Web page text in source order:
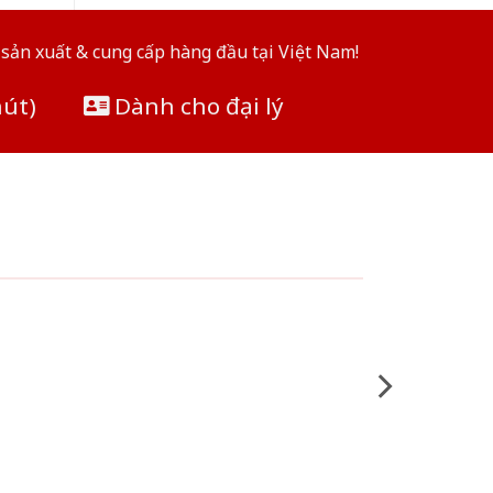
xuất & cung cấp hàng đầu tại Việt Nam!
Dành cho đại lý